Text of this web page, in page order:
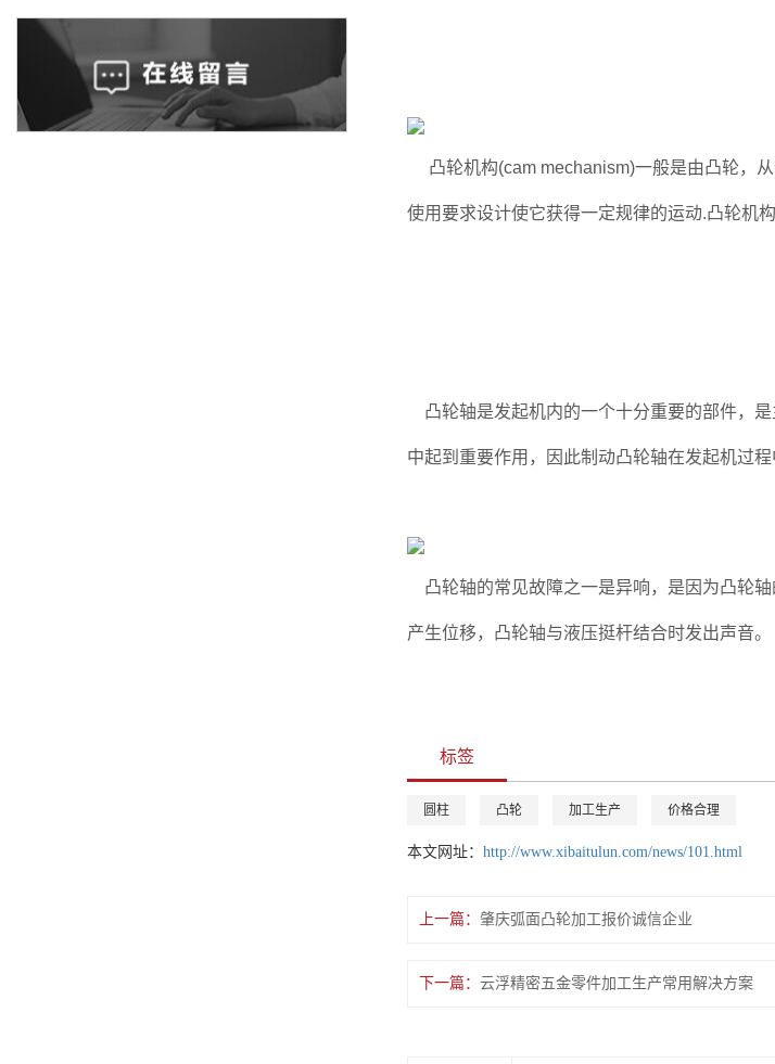
凸轮机构(cam mechanism)一般是由凸轮，
使用要求设计使它获得一定规律的运动.凸轮机
凸轮轴是发起机内的一个十分重要的部件，
中起到重要作用，因此制动凸轮轴在发起机过程
凸轮轴的常见故障之一是异响，是因为凸轮
产生位移，凸轮轴与液压挺杆结合时发出声音。
标签
圆柱 凸轮 加工生产 价格合理
本文网址： http://www.xibaitulun.com/news/101.html
上一篇： 肇庆弧面凸轮加工报价诚信企业
下一篇： 云浮精密五金零件加工生产常用解决方案